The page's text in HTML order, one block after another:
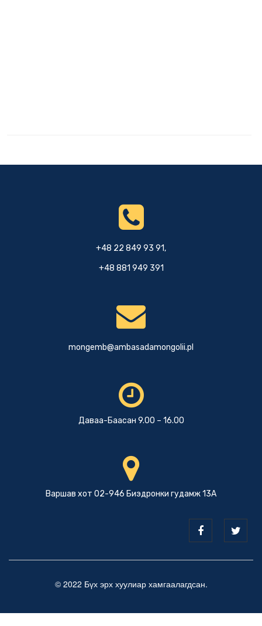
+48 22 849 93 91,
+48 881 949 391
mongemb@ambasadamongolii.pl
Даваа-Баасан 9.00 – 16.00
Варшав хот 02-946 Биэдронки гудамж 13А
© 2022 Бүх эрх хуулиар хамгаалагдсан.